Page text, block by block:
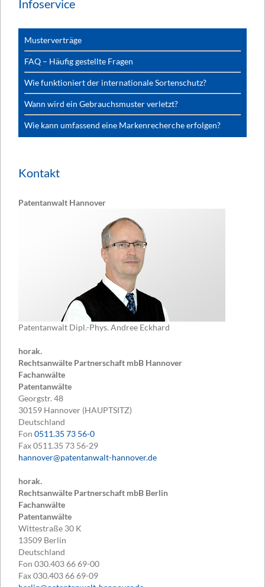
Infoservice
Musterverträge
FAQ – Häufig gestellte Fragen
Wie funktioniert der internationale Sortenschutz?
Wann wird ein Gebrauchsmuster verletzt?
Wie kann umfassend eine Markenrecherche erfolgen?
Kontakt
Patentanwalt Hannover
Patentanwalt Dipl.-Phys. Andree Eckhard
horak.
Rechtsanwälte Partnerschaft mbB Hannover
Fachanwälte
Patentanwälte
Georgstr. 48
30159 Hannover (HAUPTSITZ)
Deutschland
Fon 0511.35 73 56-0
Fax0511.35 73 56-29
hannover@patentanwalt-hannover.de
horak.
Rechtsanwälte Partnerschaft mbB Berlin
Fachanwälte
Patentanwälte
Wittestraße 30 K
13509 Berlin
Deutschland
Fon 030.403 66 69-00
Fax030.403 66 69-09